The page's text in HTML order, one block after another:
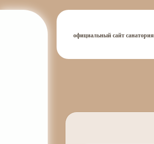
официальный сайт санатория